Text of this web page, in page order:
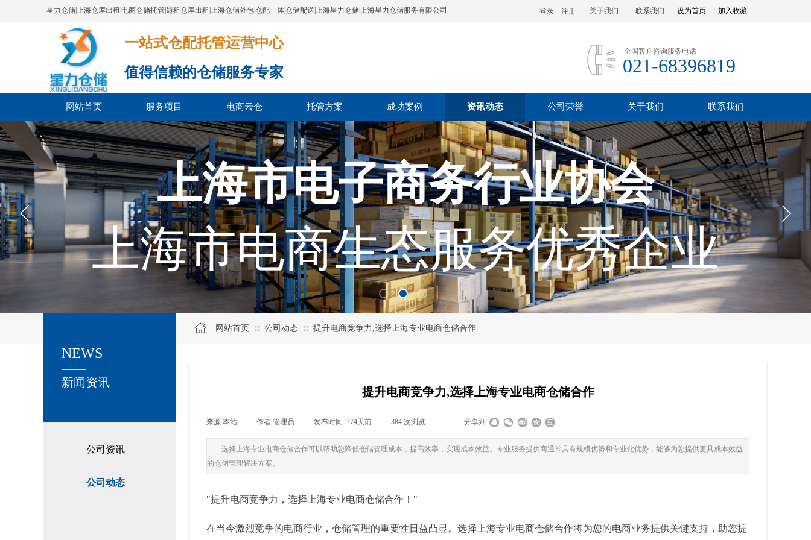
星力仓储|上海仓库出租|电商仓储托管|短租仓库出租|上海仓储外包|仓配一体|仓储配送|上海星力仓储|上海星力仓储服务有限公司 设为首页 加入收藏
登录 注册 联系我们
关于我们
一站式仓配托管运营中心​​​​​​​​​​​​​​​​​
值得信赖的仓储服务专家
全国客户咨询服务电话
021-68396819
网站首页 服务项目 电商云仓 托管方案 成功案例 资讯动态 公司荣誉 关于我们 联系我们
上海市电子商务行业协会
上海市电商生态服务优秀企业
公司资讯
公司动态
关于我们
新闻资讯
NEWS
网站首页 ∷ 公司动态 ∷ 提升电商竞争力,选择上海专业电商仓储合作
提升电商竞争力,选择上海专业电商仓储合作
来源:本站 作者:管理员 发布时间: 774天前 384 次浏览 分享到:
选择上海专业电商仓储合作可以帮助您降低仓储管理成本，提高效率，实现成本效益。专业服务提供商通常具有规模优势和专业化优势，能够为您提供更具成本效益
的仓储管理解决方案。
"提升电商竞争力，选择上海专业电商仓储合作！"
在当今激烈竞争的电商行业，仓储管理的重要性日益凸显。选择上海专业电商仓储合作将为您的电商业务提供关键支持，助您提